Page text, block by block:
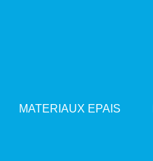
MATERIAUX EPAIS